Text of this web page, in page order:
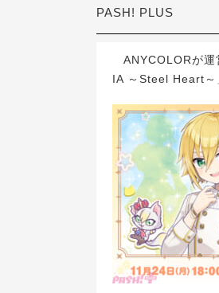
PASH! PLUS
ANYCOLORが運
IA ～Steel Heart～